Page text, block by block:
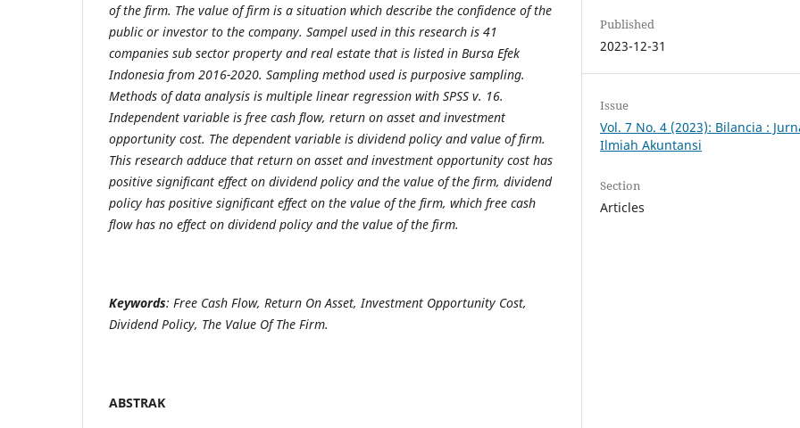
of the firm. The value of firm is a situation which describe the confidence of the
public or investor to the company. Sampel used in this research is 41
companies sub sector property and real estate that is listed in Bursa Efek
Indonesia from 2016-2020. Sampling method used is purposive sampling.
Methods of data analysis is multiple linear regression with SPSS v. 16.
Independent variable is free cash flow, return on asset and investment
opportunity cost. The dependent variable is dividend policy and value of firm.
This research adduce that return on asset and investment opportunity cost has
positive significant effect on dividend policy and the value of the firm, dividend
policy has positive significant effect on the value of the firm, which free cash
flow has no effect on dividend policy and the value of the firm.
Keywords: Free Cash Flow, Return On Asset, Investment Opportunity Cost,
Dividend Policy, The Value Of The Firm.
ABSTRAK
Published
2023-12-31
Issue
Vol. 7 No. 4 (2023): Bilancia :
Ilmiah Akuntansi
Section
Articles